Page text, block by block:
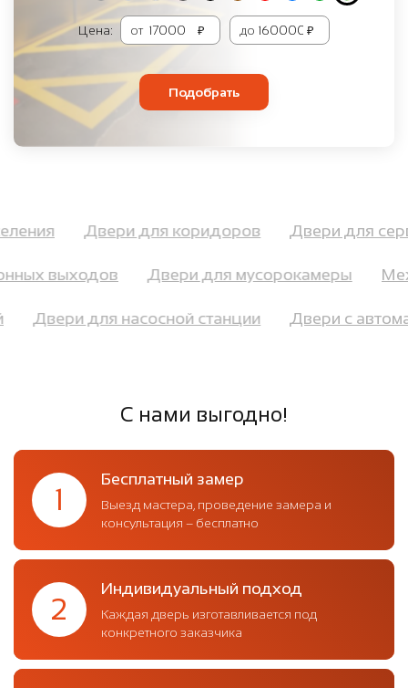
Цена: от ₽ до ₽
Подобрать
Двери для коридоров Двери для
выходов Двери для мусорокамеры
Двери для насосной станции Двери с
С нами выгодно!
1
Бесплатный замер
Выезд мастера, проведение замера и
консультация – бесплатно
2
Индивидуальный подход
Каждая дверь изготавливается под
конкретного заказчика